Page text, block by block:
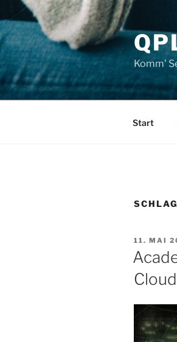
Inhalt
springen
Komm'
Start
AM
11. MAI